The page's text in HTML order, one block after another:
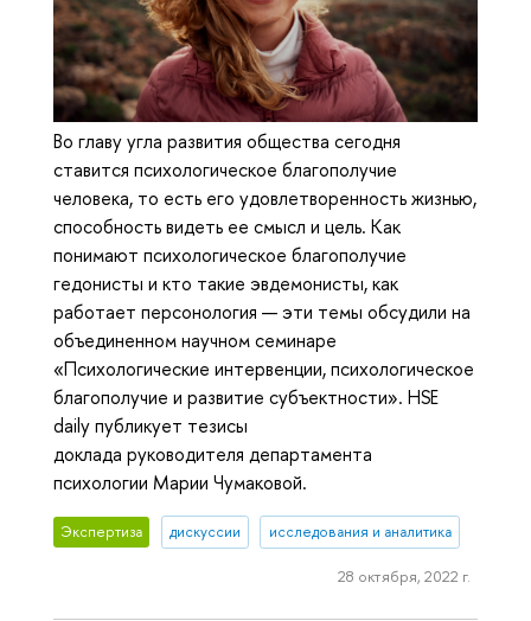
Во главу угла развития общества сегодня
ставится психологическое благополучие
человека, то есть его удовлетворенность жизнью,
способность видеть ее смысл и цель. Как
понимают психологическое благополучие
гедонисты и кто такие эвдемонисты, как
работает персонология — эти темы обсудили на
объединенном научном семинаре
«Психологические интервенции, психологическое
благополучие и развитие субъектности». HSE
daily публикует тезисы
доклада руководителя департамента
психологии Марии Чумаковой.
Экспертиза дискуссии исследования и аналитика
28 октября, 2022 г.